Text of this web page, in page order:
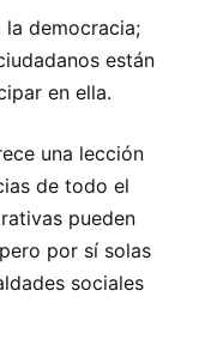
democracia;
están
en ella.
una lección
de todo el
pueden
por sí solas
sociales